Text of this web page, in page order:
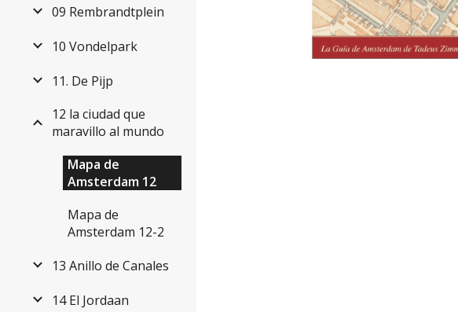
09 Rembrandtplein
10 Vondelpark
11. De Pijp
12 la ciudad que
maravillo al mundo
Mapa de
Amsterdam 12
Mapa de
Amsterdam 12-2
13 Anillo de Canales
14 El Jordaan